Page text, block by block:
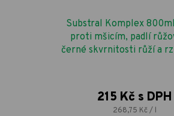
Substral Komplex
proti mšicím, padlí
černé skvrnitosti růží a
215 Kč s DPH
268,75 Kč / l